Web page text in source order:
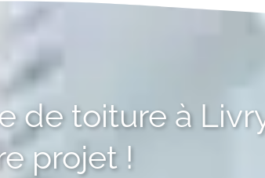
de toiture à
projet !